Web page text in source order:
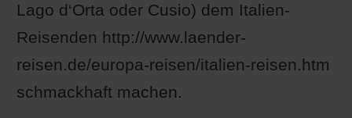
Lago d‘Orta oder Cusio) dem Italien-
Reisenden http://www.laender-
reisen.de/europa-reisen/italien-reisen.htm
schmackhaft machen.